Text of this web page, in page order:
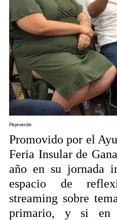
Pejeverde
Promovido por el
Feria Insular de
año en su jornada
espacio de
streaming sobre
primario, y si en